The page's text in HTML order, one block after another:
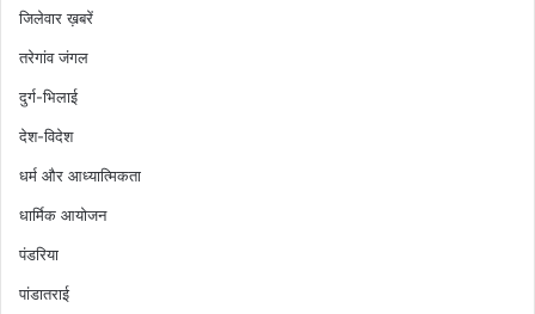
जिलेवार ख़बरें
तरेगांव जंगल
दुर्ग-भिलाई
देश-विदेश
धर्म और आध्यात्मिकता
धार्मिक आयोजन
पंडरिया
पांडातराई